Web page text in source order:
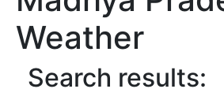
Weather
Search results: